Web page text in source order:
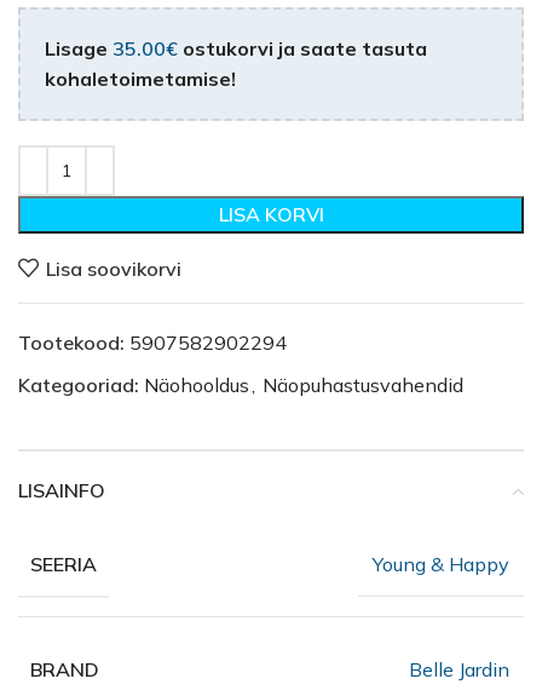
Lisage 35.00€ ostukorvi ja saate tasuta
kohaletoimetamise!
LISA KORVI
Lisa soovikorvi
Tootekood: 5907582902294
Kategooriad: Näohooldus, Näopuhastusvahendid
LISAINFO
SEERIA Young & Happy
BRAND Belle Jardin